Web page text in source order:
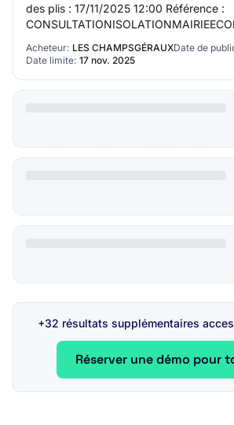
des plis : 17/11/2025 12:00 Référence :
Mission de maîtrise d'œuvre pour la
d…
Acheteur: LES CHAMPSGÉRAUXDate de
Date limite: 17 nov. 2025
+32 résultats supplémentaires
Réserver une démo pour